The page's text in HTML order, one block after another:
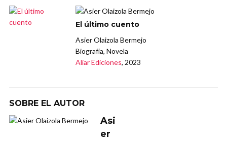
El último cuento
Asier Olaizola Bermejo
Biografía, Novela
Aliar Ediciones, 2023
SOBRE EL AUTOR
Asi
er